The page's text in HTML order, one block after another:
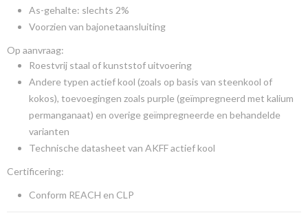
As-gehalte: slechts 2%
Voorzien van bajonetaansluiting
Op aanvraag:
Roestvrij staal of kunststof uitvoering
Andere typen actief kool (zoals op basis van steenkool of
kokos), toevoegingen zoals purple (geïmpregneerd met kalium
permanganaat) en overige geïmpregneerde en behandelde
varianten
Technische datasheet van AKFF actief kool
Certificering:
Conform REACH en CLP